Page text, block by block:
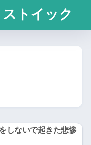
トイック